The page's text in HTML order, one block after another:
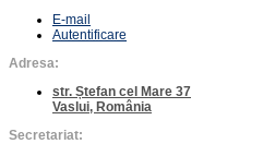
E-mail
Autentificare
Adresa:
str. Ștefan cel Mare 37
Vaslui, România
Secretariat: